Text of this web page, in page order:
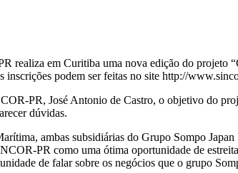
realiza em Curitiba uma nova edição do projeto
podem ser feitas no site http://
PR, José Antonio de Castro, o objetivo do
dúvidas.
ambas subsidiárias do Grupo Sompo
PR como uma ótima oportunidade de
de falar sobre os negócios que o grupo